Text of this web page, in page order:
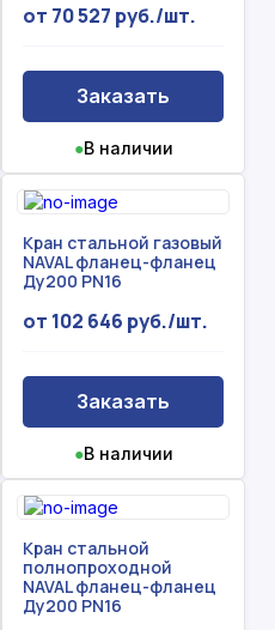
от 70 527 руб./шт.
Заказать
●В наличии
Кран стальной газовый
NAVAL фланец-фланец
Ду200 PN16
от 102 646 руб./шт.
Заказать
●В наличии
Кран стальной
полнопроходной
NAVAL фланец-фланец
Ду200 PN16